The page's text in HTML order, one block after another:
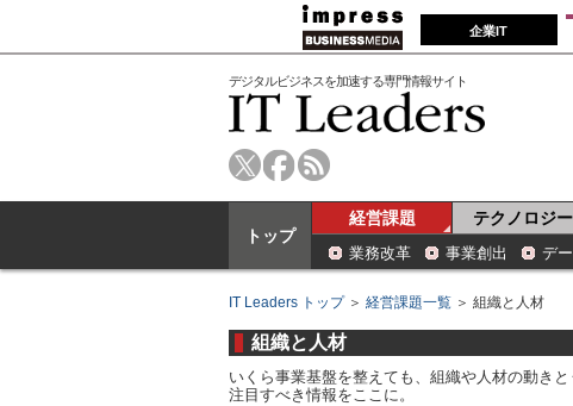
企業IT
デジタルビジネスを加速する専門情報サイト
トップ
経営課題 テクノロジー
業務改革 事業創出 デ
IT Leaders トップ＞ 経営課題一覧 ＞ 組織と人材
組織と人材
いくら事業基盤を整えても、組織や人材の動き
注目すべき情報をここに。